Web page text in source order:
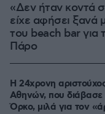
«Δεν ήταν κοντά
είχε αφήσει ξανά
του beach bar για
Πάρο
Η 24χρονη
Αθηνών, που διάβασε
Όρκο, μιλά για τον